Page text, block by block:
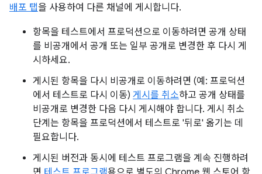
배포 탭을 사용하여 다른 채널에 게시합니다.
항목을 테스트에서 프로덕션으로 이동하려면 공개 상태
를 비공개에서 공개 또는 일부 공개로 변경한 후 다시 게
시하세요.
게시된 항목을 다시 비공개로 이동하려면 (예: 프로덕션
에서 테스트로 다시 이동) 게시를 취소하고 공개 상태를
비공개로 변경한 다음 다시 게시해야 합니다. 게시 취소
단계는 항목을 프로덕션에서 테스트로 '뒤로' 옮기는 데
필요합니다.
게시된 버전과 동시에 테스트 프로그램을 계속 진행하려